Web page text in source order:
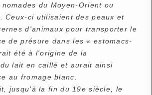
du Moyen-Orient ou
Ceux-ci utilisaient des peaux et
d'animaux pour transporter le
de présure dans les « estomacs-
été à l'origine de la
lait en caillé et aurait ainsi
au fromage blanc.
jusqu'à la fin du 19e siècle, le